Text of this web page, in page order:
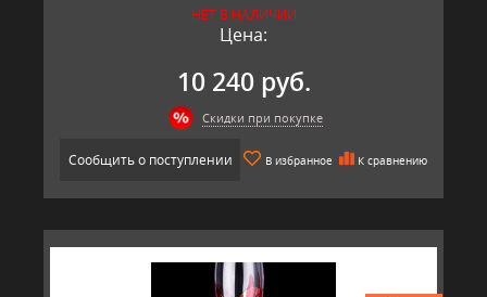
НЕТ В НАЛИЧИИ
Цена:
10 240 руб.
Скидки при покупке
Сообщить о поступлении В избранное К сравнению